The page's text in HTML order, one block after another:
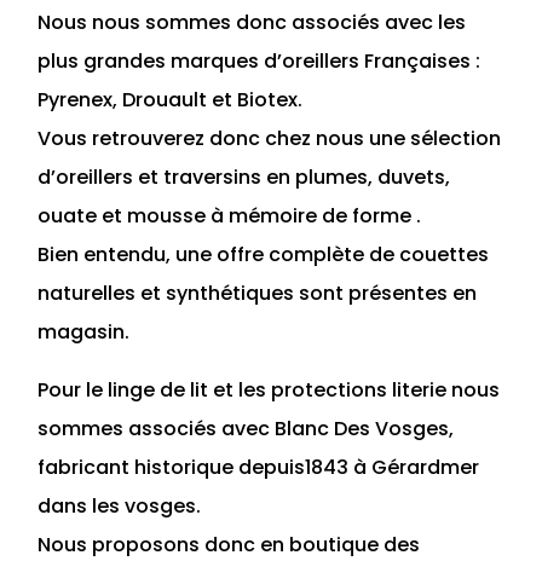
Nous nous sommes donc associés avec les
plus grandes marques d’oreillers Françaises :
Pyrenex, Drouault et Biotex.
Vous retrouverez donc chez nous une sélection
d’oreillers et traversins en plumes, duvets,
ouate et mousse à mémoire de forme .
Bien entendu, une offre complète de couettes
naturelles et synthétiques sont présentes en
magasin.
Pour le linge de lit et les protections literie nous
sommes associés avec Blanc Des Vosges,
fabricant historique depuis1843 à Gérardmer
dans les vosges.
Nous proposons donc en boutique des